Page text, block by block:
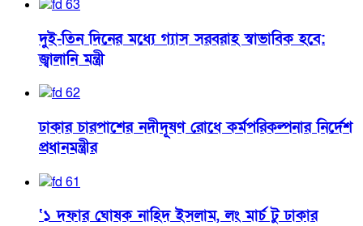
দুই-তিন দিনের মধ্যে গ্যাস সরবরাহ স্বাভাবিক হবে:
জ্বালানি মন্ত্রী
ঢাকার চারপাশের নদীদূষণ রোধে কর্মপরিকল্পনার নির্দেশ
প্রধানমন্ত্রীর
‘১ দফার ঘোষক নাহিদ ইসলাম, লং মার্চ টু ঢাকার